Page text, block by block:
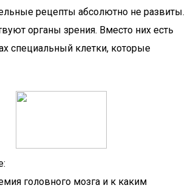
рецепты абсолютно не развиты.
органы зрения. Вместо них есть
специальный клетки, которые
головного мозга и к каким